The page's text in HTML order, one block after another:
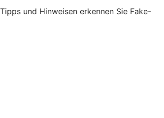
und Hinweisen erkennen Sie Fake-